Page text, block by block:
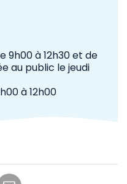
9h00 à 12h30 et de
au public le jeudi
à 12h00